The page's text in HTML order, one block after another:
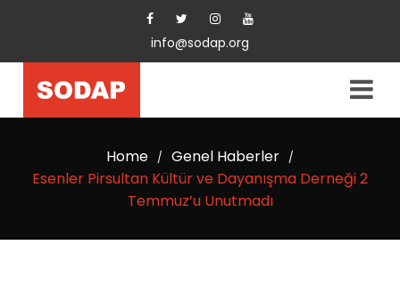
info@sodap.org
Home / Genel Haberler /
Esenler Pirsultan Kültür ve Dayanışma Derneği 2
Temmuz’u Unutmadı